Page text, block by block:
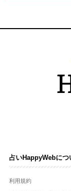
占いHappyWebにつ
利用規約